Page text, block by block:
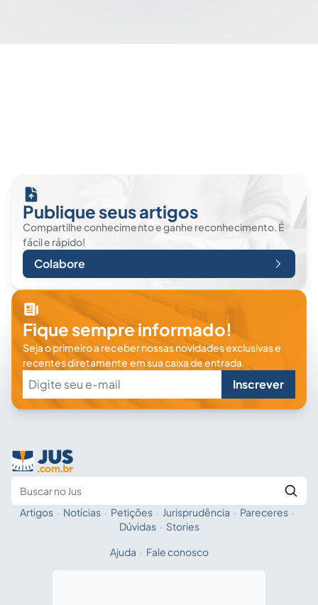
Publique seus artigos
Compartilhe conhecimento e ganhe reconhecimento. É
fácil e rápido!
Colabore
Fique sempre informado!
Seja o primeiro a receber nossas novidades exclusivas e
recentes diretamente em sua caixa de entrada.
Inscrever
Fale com a IA
Artigos · Notícias · Petições · Jurisprudência · Pareceres ·
Dúvidas · Stories
Ajuda · Fale conosco